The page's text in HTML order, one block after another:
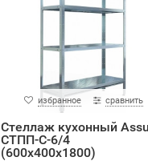
избранное сравнить
Стеллаж кухонный
СТПП-С-6/4
(600х400х1800)